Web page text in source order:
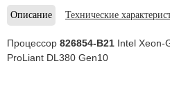
Описание Технические
Процессор 826854-B21 Intel Xeon-
ProLiant DL380 Gen10